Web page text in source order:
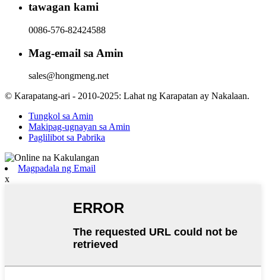
tawagan kami
0086-576-82424588
Mag-email sa Amin
sales@hongmeng.net
© Karapatang-ari - 2010-2025: Lahat ng Karapatan ay Nakalaan.
Tungkol sa Amin
Makipag-ugnayan sa Amin
Paglilibot sa Pabrika
Magpadala ng Email
x